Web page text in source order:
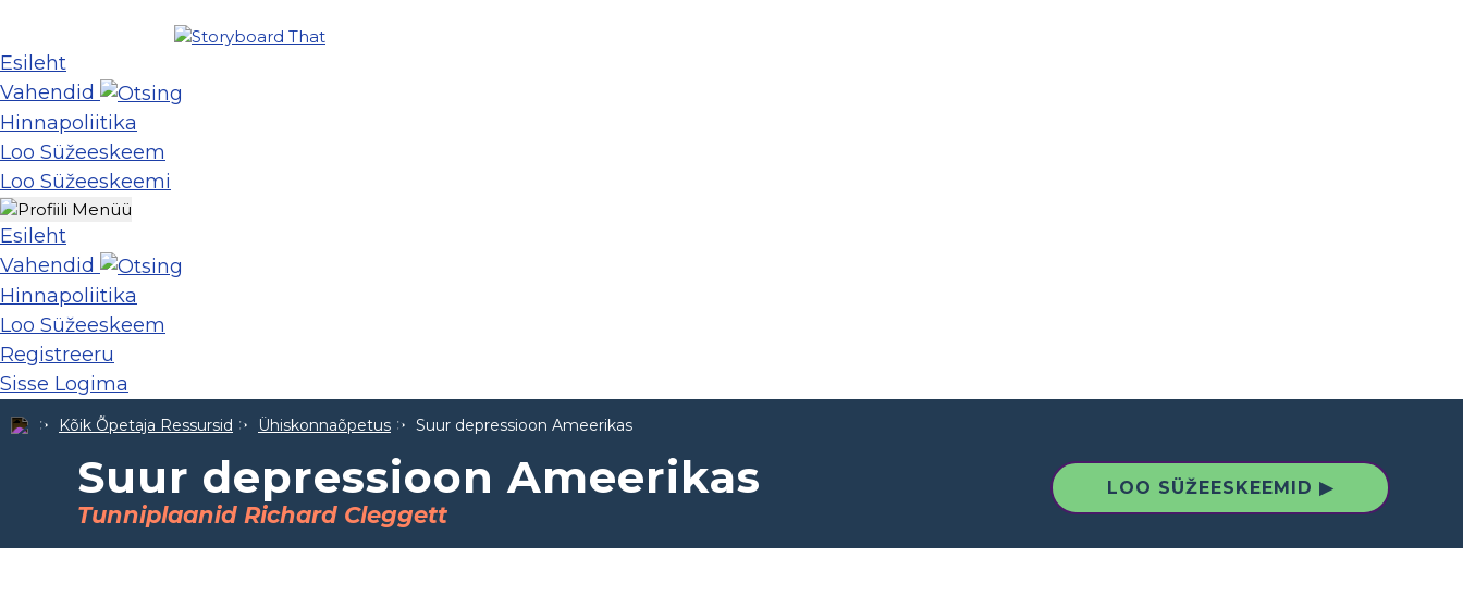
Esileht
Vahendid
Hinnapoliitika
Loo Süžeeskeem
Loo Süžeeskeemi
Esileht
Vahendid
Hinnapoliitika
Loo Süžeeskeem
Registreeru
Sisse Logima
Kõik Õpetaja Ressursid Ühiskonnaõpetus Suur depressioon Ameerikas
Suur depressioon Ameerikas
Tunniplaanid Richard Cleggett
LOO SÜŽEESKEEMID ▶